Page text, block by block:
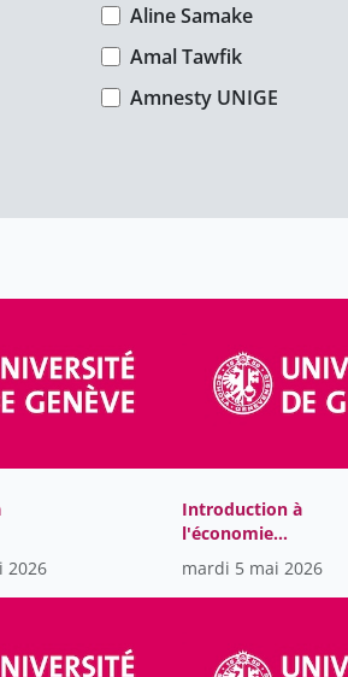
Aline Samake
Amal Tawfik
Amnesty UNIGE
Antoine Acker
Antoine Flahault
Antoine Voelki
Appelt Nicolas
Arlettaz Dominique
Armelle Choplin
Arnaud Campi
Audrey Leuba
Martinez) A.
2026
Introduction à
l'économie
internationale
mardi 5 mai 2026